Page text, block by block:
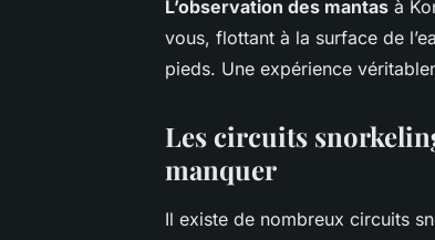
L’observation des mantas à
vous, flottant à la surface de
pieds. Une expérience
Les circuits
manquer
Il existe de nombreux circuits